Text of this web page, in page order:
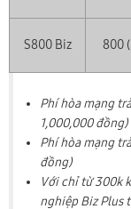
S800 Biz 800
Phí hòa mạng
1,000,000 đồng)
Phí hòa mạng
đồng)
Với chỉ từ 300k
nghiệp Biz Plus